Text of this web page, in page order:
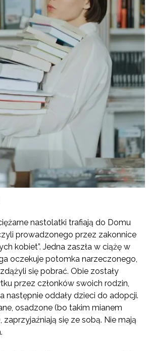
nastolatki trafiają do Domu
prowadzonego przez zakonnice
kobiet”. Jedna zaszła w ciążę w
oczekuje potomka narzeczonego,
się pobrać. Obie zostały
przez członków swoich rodzin,
następnie oddały dzieci do adopcji.
osadzone (bo takim mianem
zaprzyjaźniają się ze sobą. Nie mają